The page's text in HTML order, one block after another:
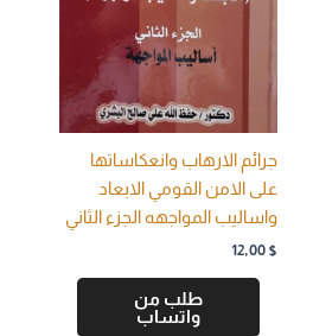
جرائم الارهاب وانعكاساتها
على الامن القومي الابعاد
واساليب المواجهه الجزء الثاني
12,00 $
طلب من
واتساب